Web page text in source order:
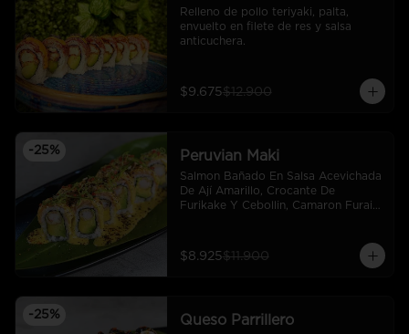
Relleno de pollo teriyaki, palta,
envuelto en filete de res y salsa
anticuchera.
$9.675$12.900
-25% Peruvian Maki
Salmon Bañado En Salsa Acevichada
De Ají Amarillo, Crocante De
Furikake Y Cebollin, Camaron Furai
$8.925$11.900
-25% Queso Parrillero